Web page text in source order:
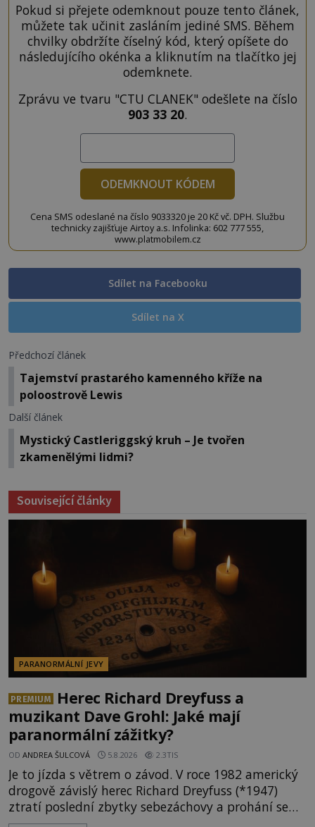
Pokud si přejete odemknout pouze tento článek,
můžete tak učinit zasláním jediné SMS. Během
chvilky obdržíte číselný kód, který opíšete do
následujícího okénka a kliknutím na tlačítko jej
odemknete.
Zprávu ve tvaru "CTU CLANEK" odešlete na číslo
903 33 20.
ODEMKNOUT KÓDEM
Cena SMS odeslané na číslo 9033320 je 20 Kč vč. DPH. Službu
technicky zajišťuje Airtoy a.s. Infolinka: 602 777 555,
www.platmobilem.cz
Sdílet na Facebooku
Sdílet na X
Předchozí článek
Tajemství prastarého kamenného kříže na
poloostrově Lewis
Další článek
Mystický Castleriggský kruh – Je tvořen
zkamenělými lidmi?
Související články
PARANORMÁLNÍ JEVY
PREMIUM
Herec Richard Dreyfuss a
muzikant Dave Grohl: Jaké mají
paranormální zážitky?
OD ANDREA ŠULCOVÁ 5.8.2026 2.3TIS
Je to jízda s větrem o závod. V roce 1982 americký
drogově závislý herec Richard Dreyfuss (*1947)
ztratí poslední zbytky sebezáchovy a prohání se
po silnicích ve svém mercedesu jako utržený ze